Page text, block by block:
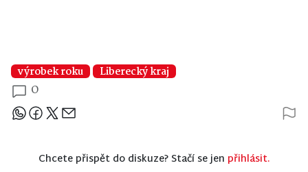
výrobek roku Liberecký kraj
0
Sdílejte článek
Chcete přispět do diskuze? Stačí se jen přihlásit.